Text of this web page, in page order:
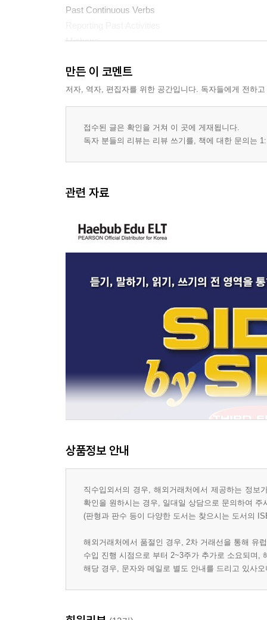
Past Continuous Verbs
Mishaps
Describing a Trip
Future Continuous Tense
Possessive Pronouns
Telling About the Future
Talking on the Telephone
Plans for the Future
4. Present Perfect Tense
Describing Actions That Have Occurred
Describing Actions That Haven't Occurred Yet
Making Recommendations
Things To Do Where You Live
5. Present Perfect vs. Present Tense
Discussing Duration of Activity
Telling About Family Members
6. Present Perfect Continuous Tense Discussing
Reporting Household Repair Problems
Describing Tasks Accomplished
Reassuring Someone
만든 이 코멘트
저자, 역자, 편집자를 위한 공간입니다. 독자들에게 전하
접수된 글은 확인을 거쳐 이 곳에 게재됩니다.
독자 분들의 리뷰는 리뷰 쓰기를, 책에 대한 문의는
관련 자료
상품정보 안내
직수입외서의 경우, 해외거래처에서 제공하는 정
확인을 원하시는 경우, 일대일 상담으로 문의하여 주
(판형과 판수 등이 다양한 도서는 찾으시는 도서의
해외거래처에서 품절인 경우, 2차 거래선을 통해 유
수입 진행 시점으로 부터 2~3주가 추가로 소요되며,
해당 경우, 문자와 메일로 별도 안내를 드리고 있사